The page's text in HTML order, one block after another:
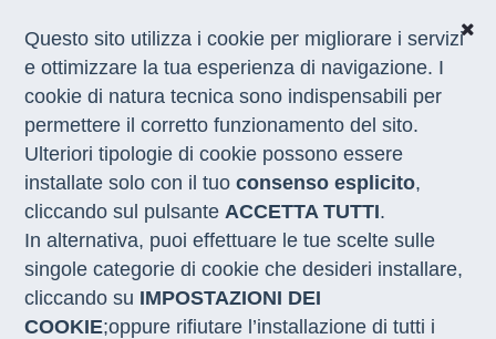
CHI SIAMO
COSA FACCIAMO
I NOSTRI SERVIZI
MEDIA
CON LE REGIONI
Home / Notizie / news catalogo esperienze applicazione pratica cfp
2026
Questo sito utilizza i cookie per migliorare i servizi
e ottimizzare la tua esperienza di navigazione. I
cookie di natura tecnica sono indispensabili per
permettere il corretto funzionamento del sito.
Ulteriori tipologie di cookie possono essere
installate solo con il tuoconsenso esplicito,
cliccando sul pulsanteACCETTA TUTTI.
In alternativa, puoi effettuare le tue scelte sulle
singole categorie di cookie che desideri installare,
cliccando su IMPOSTAZIONI DEI
COOKIE;oppure rifiutare l’installazione di tutti i